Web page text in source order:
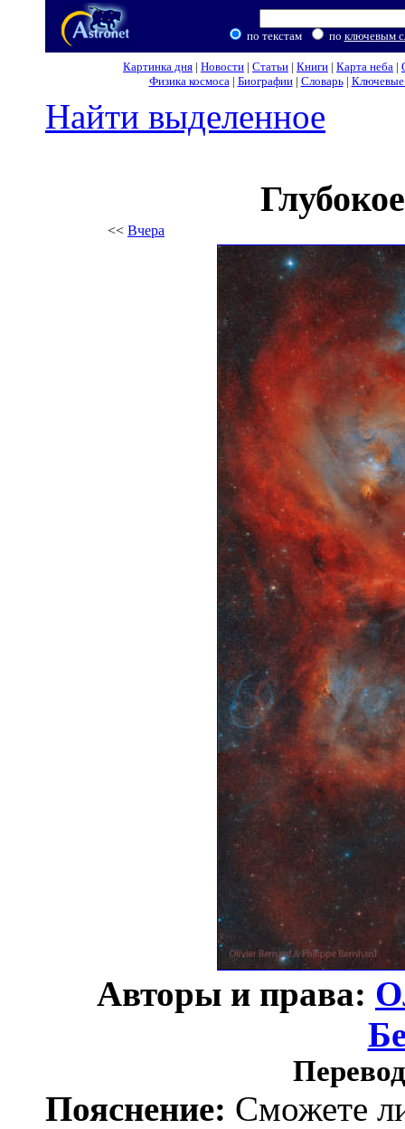
по текстам по ключевым
Картинка дня | Новости | Статьи | Книги | Карта неба |
Физика космоса| Биографии| Словарь| Ключевые
Найти выделенное
<< Вчера
Авторы и права:
Пояснение: Сможете